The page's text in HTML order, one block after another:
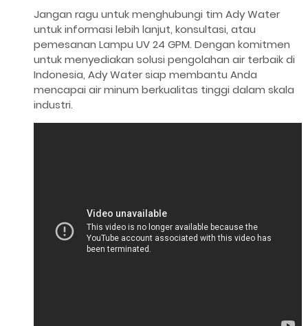
Jangan ragu untuk menghubungi tim Ady Water
untuk informasi lebih lanjut, konsultasi, atau
pemesanan Lampu UV 24 GPM. Dengan komitmen
untuk menyediakan solusi pengolahan air terbaik di
Indonesia, Ady Water siap membantu Anda
mencapai air minum berkualitas tinggi dalam skala
industri.